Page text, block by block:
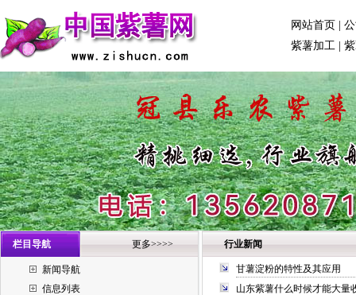
网站首页
紫薯加工|
栏目导航 更多>>>>
新闻导航
信息列表
行业新闻
甘薯淀粉的特性及其应用
山东紫薯什么时候才能大量